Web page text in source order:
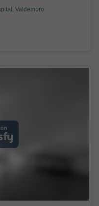
Valdemoro